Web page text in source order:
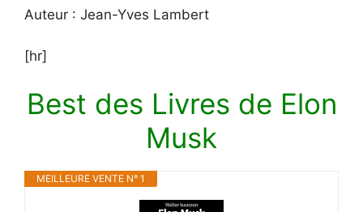
Auteur : Jean-Yves Lambert
[hr]
Best des Livres de Elon
Musk
MEILLEURE VENTE N° 1